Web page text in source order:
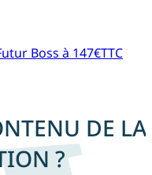
Boss à 147€TTC
DE LA
?